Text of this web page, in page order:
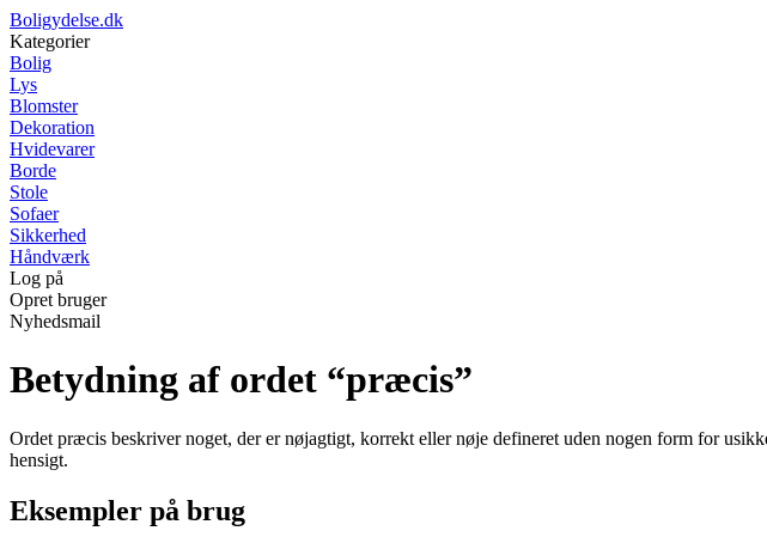
Boligydelse.dk
Kategorier
Bolig
Lys
Blomster
Dekoration
Hvidevarer
Borde
Stole
Sofaer
Sikkerhed
Håndværk
Log på
Opret bruger
Nyhedsmail
Betydning af ordet “præcis”
Ordet præcis beskriver noget, der er nøjagtigt, korrekt eller nøje defineret uden nogen form for
hensigt.
Eksempler på brug